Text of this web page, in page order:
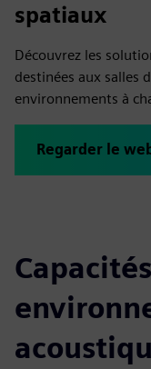
spatiaux
Découvrez les
destinées aux salles
environnements à
Regarder le